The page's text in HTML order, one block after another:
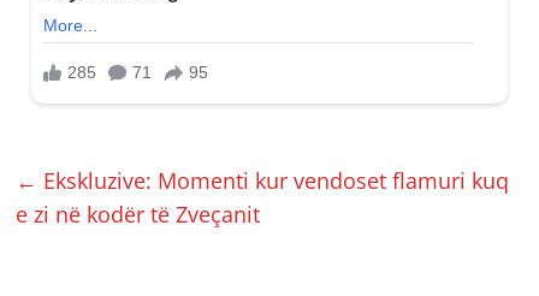
← Ekskluzive: Momenti kur vendoset flamuri kuq
e zi në kodër të Zveçanit